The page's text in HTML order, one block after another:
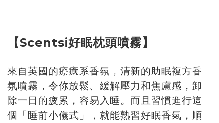
【Scentsi好眠枕頭噴霧】
來自英國的療癒系香氛，清新的助眠複方香
氛噴霧，令你放鬆、緩解壓力和焦慮感，卸
除一日的疲累，容易入睡。而且習慣進行這
個「睡前小儀式」，就能熟習好眠香氣，順